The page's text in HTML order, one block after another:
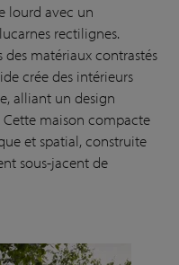
lourd avec un
rectilignes.
matériaux contrastés
crée des intérieurs
alliant un design
maison compacte
et spatial, construite
sous-jacent de